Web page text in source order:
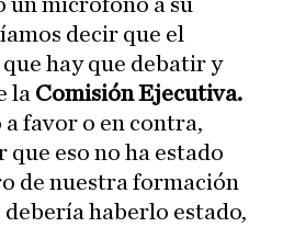
decir que el
hay que debatir y
la Comisión Ejecutiva.
favor o en contra,
eso no ha estado
de nuestra formación
haberlo estado,